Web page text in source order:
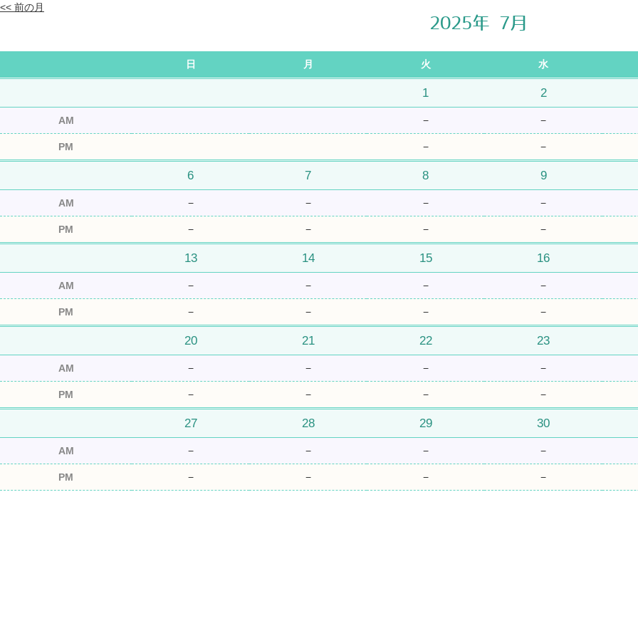
<< 前の月
2025年 7月
日 月 火 水
1 2
AM − −
PM − −
6 7 8 9
AM − − − −
PM − − − −
13 14 15 16
AM − − − −
PM − − − −
20 21 22 23
AM − − − −
PM − − − −
27 28 29 30
AM − − − −
PM − − − −